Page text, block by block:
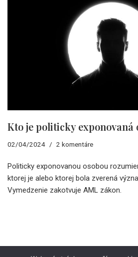
Kto je politicky exponovaná
02/04/2024 2 komentáre
Politicky exponovanou osobou
ktorej je alebo ktorej bola zverená
Vymedzenie zakotvuje AML zákon.